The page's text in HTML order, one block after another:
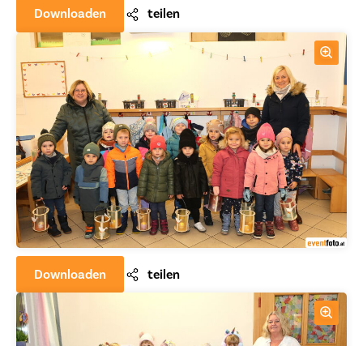
Downloaden teilen
Downloaden teilen